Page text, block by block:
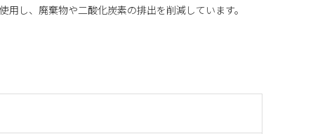
用し、廃棄物や二酸化炭素の排出を削減しています。